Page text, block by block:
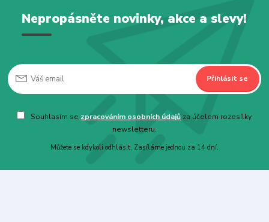
Nepropásněte novinky, akce a slevy!
Přihlásit se
Souhlasím se zpracováním osobních údajů za účelem rozesílky
newsletteru.
Můžete se kdykoli odhlásit. Zasíláme jednou za 14 dní.